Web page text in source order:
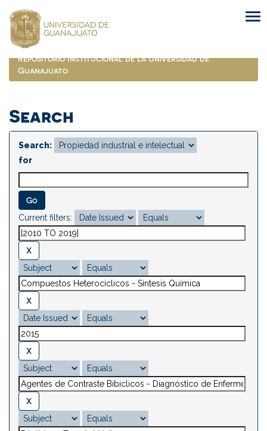
navigation
Repositorio Institucional de la Universidad de
Guanajuato
Search
Search:
for
Current filters: